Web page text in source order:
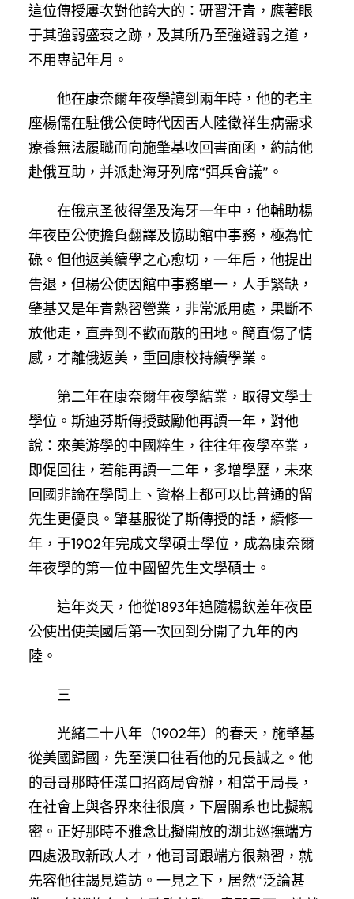
這位傳授屢次對他誇大的：研習汗青，應著眼
于其強弱盛衰之跡，及其所乃至強避弱之道，
不用專記年月。
他在康奈爾年夜學讀到兩年時，他的老主
座楊儒在駐俄公使時代因舌人陸徵祥生病需求
療養無法履職而向施肇基收回書面函，約請他
赴俄互助，并派赴海牙列席“弭兵會議”。
在俄京圣彼得堡及海牙一年中，他輔助楊
年夜臣公使擔負翻譯及協助館中事務，極為忙
碌。但他返美續學之心愈切，一年后，他提出
告退，但楊公使因館中事務單一，人手緊缺，
肇基又是年青熟習營業，非常派用處，果斷不
放他走，直弄到不歡而散的田地。簡直傷了情
感，才離俄返美，重回康校持續學業。
第二年在康奈爾年夜學結業，取得文學士
學位。斯迪芬斯傳授鼓勵他再讀一年，對他
說：來美游學的中國粹生，往往年夜學卒業，
即促回往，若能再讀一二年，多增學歷，未來
回國非論在學問上、資格上都可以比普通的留
先生更優良。肇基服從了斯傳授的話，續修一
年，于1902年完成文學碩士學位，成為康奈爾
年夜學的第一位中國留先生文學碩士。
這年炎天，他從1893年追隨楊欽差年夜臣
公使出使美國后第一次回到分開了九年的內
陸。
三
光緒二十八年（1902年）的春天，施肇基
從美國歸國，先至漢口往看他的兄長誠之。他
的哥哥那時任漢口招商局會辦，相當于局長，
在社會上與各界來往很廣，下層關系也比擬親
密。正好那時不雅念比擬開放的湖北巡撫端方
四處汲取新政人才，他哥哥跟端方很熟習，就
先容他往謁見造訪。一見之下，居然“泛論甚